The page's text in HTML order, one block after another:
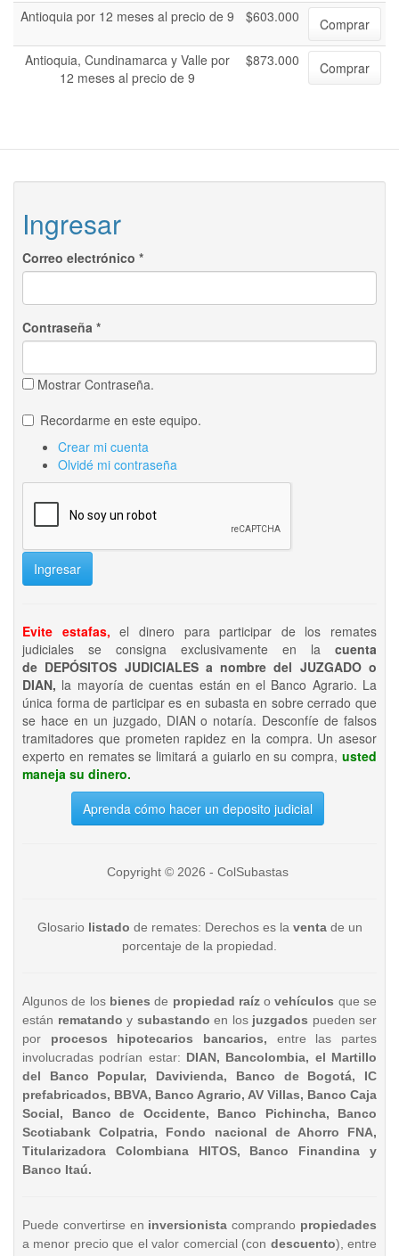
Antioquia por 12 meses al precio de 9 $603.000
Comprar
Antioquia, Cundinamarca y Valle por
12 meses al precio de 9
$873.000 Comprar
Ingresar
Correo electrónico *
Contraseña *
Mostrar Contraseña.
Recordarme en este equipo.
Crear mi cuenta
Olvidé mi contraseña
Ingresar
Evite estafas, el dinero para participar de los remates
judiciales se consigna exclusivamente en la cuenta
de DEPÓSITOS JUDICIALES a nombre del JUZGADO o
DIAN, la mayoría de cuentas están en el Banco Agrario. La
única forma de participar es en subasta en sobre cerrado que
se hace en un juzgado, DIAN o notaría. Desconfíe de falsos
tramitadores que prometen rapidez en la compra. Un asesor
experto en remates se limitará a guiarlo en su compra, usted
maneja su dinero.
Aprenda cómo hacer un deposito judicial
Copyright © 2026 - ColSubastas
Glosario listado de remates: Derechos es la ventade un
porcentaje de la propiedad.
Algunos de los bienesde propiedad raízo vehículos que se
están rematando y subastando en los juzgados pueden ser
por procesos hipotecarios bancarios, entre las partes
involucradas podrían estar: DIAN, Bancolombia, el Martillo
del Banco Popular, Davivienda, Banco de Bogotá, IC
prefabricados, BBVA, Banco Agrario, AV Villas, Banco Caja
Social, Banco de Occidente, Banco Pichincha, Banco
Scotiabank Colpatria, Fondo nacional de Ahorro FNA,
Titularizadora Colombiana HITOS, Banco Finandina y
Banco Itaú.
Puede convertirse en inversionista comprando propiedades
a menor precio que el valor comercial (con descuento), entre